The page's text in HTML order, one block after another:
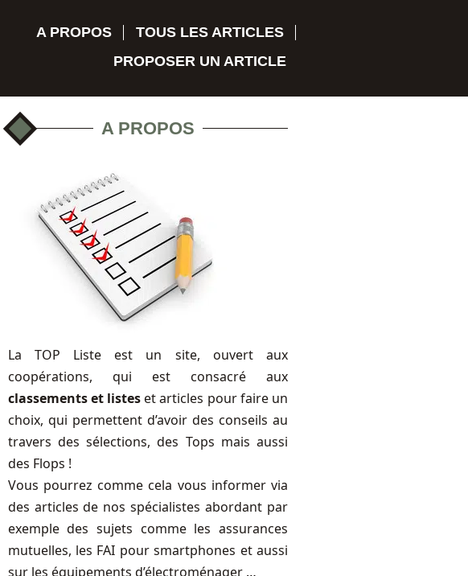
A PROPOS
TOUS LES ARTICLES
PROPOSER UN ARTICLE
A PROPOS
La TOP Liste est un site, ouvert aux
coopérations, qui est consacré aux
classements et listeset articles pour faire un
choix, qui permettent d’avoir des conseils au
travers des sélections, des Tops mais aussi
des Flops !
Vous pourrez comme cela vous informer via
des articles de nos spécialistes abordant par
exemple des sujets comme les assurances
mutuelles, les FAI pour smartphones et aussi
sur les équipements d’électroménager …